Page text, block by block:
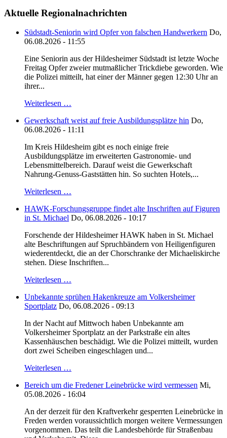
Aktuelle Regionalnachrichten
Südstadt-Seniorin wird Opfer von falschen Handwerkern Do,
06.08.2026 - 11:55
Eine Seniorin aus der Hildesheimer Südstadt ist letzte Woche
Freitag Opfer zweier mutmaßlicher Trickdiebe geworden. Wie
die Polizei mitteilt, hat einer der Männer gegen 12:30 Uhr an
ihrer...
Weiterlesen …
Gewerkschaft weist auf freie Ausbildungsplätze hin Do,
06.08.2026 - 11:11
Im Kreis Hildesheim gibt es noch einige freie
Ausbildungsplätze im erweiterten Gastronomie- und
Lebensmittelbereich. Darauf weist die Gewerkschaft
Nahrung-Genuss-Gaststätten hin. So suchten Hotels,...
Weiterlesen …
HAWK-Forschungsgruppe findet alte Inschriften auf Figuren
in St. Michael Do, 06.08.2026 - 10:17
Forschende der Hildesheimer HAWK haben in St. Michael
alte Beschriftungen auf Spruchbändern von Heiligenfiguren
wiederentdeckt, die an der Chorschranke der Michaeliskirche
stehen. Diese Inschriften...
Weiterlesen …
Unbekannte sprühen Hakenkreuze am Volkersheimer
Sportplatz Do, 06.08.2026 - 09:13
In der Nacht auf Mittwoch haben Unbekannte am
Volkersheimer Sportplatz an der Parkstraße ein altes
Kassenhäuschen beschädigt. Wie die Polizei mitteilt, wurden
dort zwei Scheiben eingeschlagen und...
Weiterlesen …
Bereich um die Fredener Leinebrücke wird vermessen Mi,
05.08.2026 - 16:04
An der derzeit für den Kraftverkehr gesperrten Leinebrücke in
Freden werden voraussichtlich morgen weitere Vermessungen
vorgenommen. Das teilt die Landesbehörde für Straßenbau